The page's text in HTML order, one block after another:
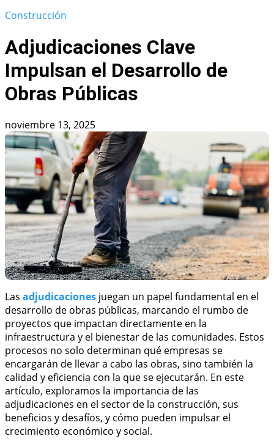
Construcción
Adjudicaciones Clave
Impulsan el Desarrollo de
Obras Públicas
noviembre 13, 2025
Las adjudicaciones juegan un papel fundamental en el
desarrollo de obras públicas, marcando el rumbo de
proyectos que impactan directamente en la
infraestructura y el bienestar de las comunidades. Estos
procesos no solo determinan qué empresas se
encargarán de llevar a cabo las obras, sino también la
calidad y eficiencia con la que se ejecutarán. En este
artículo, exploramos la importancia de las
adjudicaciones en el sector de la construcción, sus
beneficios y desafíos, y cómo pueden impulsar el
crecimiento económico y social.